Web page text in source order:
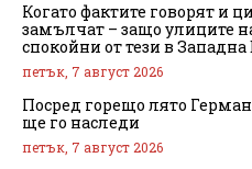
Когато фактите говорят и
замълчат – защо улиците
спокойни от тези в Западна
петък, 7 август 2026
Посред горещо лято
ще го наследи
петък, 7 август 2026